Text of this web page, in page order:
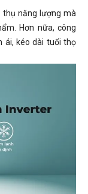
thụ năng lượng mà
Hơn nữa, công
ái, kéo dài tuổi thọ